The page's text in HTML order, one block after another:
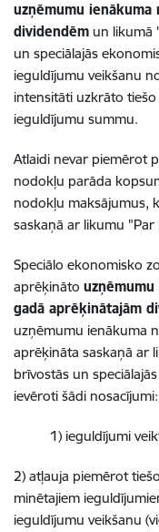
uzņēmumu
dividendēm un likumā
un speciālajās
ieguldījumu veikšanu
intensitāti uzkrāto
ieguldījumu summu.
Atlaidi nevar piemērot
nodokļu parāda
nodokļu maksājumus,
saskaņā ar likumu
Speciālo ekonomisko
aprēķināto
gadā aprēķinātajām
uzņēmumu ienākuma
aprēķināta saskaņā ar
brīvostās un
ievēroti šādi nosacījumi:
1) ieguldījumi veikti
2) atļauja piemērot
minētajiem
ieguldījumu veikšanu